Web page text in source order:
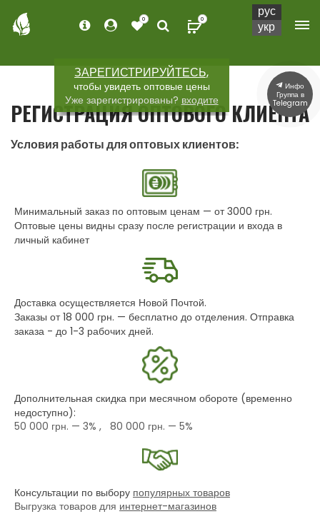
ЗАРЕГИСТРИРУЙТЕСЬ,
чтобы увидеть оптовые цены
Уже зарегистрированы? входите
0 0
РЕГИСТРАЦИЯ ОПТОВОГО КЛИЕНТА
Условия работы для оптовых клиентов:
Минимальный заказ по оптовым ценам — от 3000 грн.
Оптовые цены видны сразу после регистрации и входа в
личный кабинет
Доставка осуществляется Новой Почтой.
Заказы от 18 000 грн. — бесплатно до отделения. Отправка
заказа - до 1-3 рабочих дней.
Дополнительная скидка при месячном обороте (временно
недоступно):
50 000 грн. — 3% , 80 000 грн. — 5%
Консультации по выбору популярных товаров
Выгрузка товаров для интернет-магазинов
рус
укр
Инфо
Группа в
Telegram